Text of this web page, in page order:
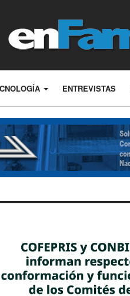
ENTREVISTAS